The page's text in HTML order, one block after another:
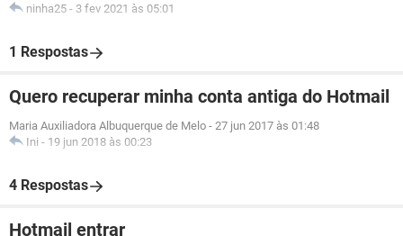
ninha25 - 3 fev 2021 às 05:01
1 Respostas
Quero recuperar minha conta antiga do Hotmail
Maria Auxiliadora Albuquerque de Melo - 27 jun 2017 às 01:48
Ini - 19 jun 2018 às 00:23
4 Respostas
Hotmail entrar